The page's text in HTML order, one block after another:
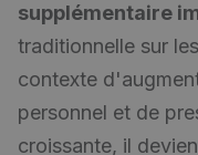
supplémentaire
traditionnelle sur
contexte
personnel et de
croissante, il